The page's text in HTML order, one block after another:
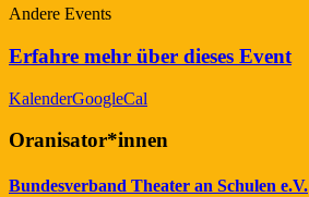
Andere Events
Erfahre mehr über dieses Event
KalenderGoogleCal
Oranisator*innen
Bundesverband Theater an Schulen e.V.